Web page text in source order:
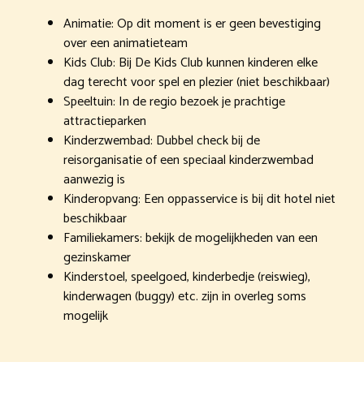
Animatie: Op dit moment is er geen bevestiging
over een animatieteam
Kids Club: Bij De Kids Club kunnen kinderen elke
dag terecht voor spel en plezier (niet beschikbaar)
Speeltuin: In de regio bezoek je prachtige
attractieparken
Kinderzwembad: Dubbel check bij de
reisorganisatie of een speciaal kinderzwembad
aanwezig is
Kinderopvang: Een oppasservice is bij dit hotel niet
beschikbaar
Familiekamers: bekijk de mogelijkheden van een
gezinskamer
Kinderstoel, speelgoed, kinderbedje (reiswieg),
kinderwagen (buggy) etc. zijn in overleg soms
mogelijk